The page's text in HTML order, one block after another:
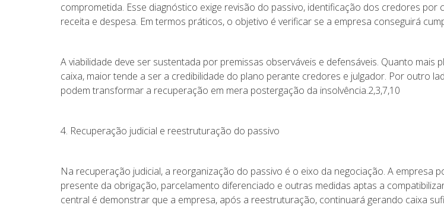
comprometida. Esse diagnóstico exige revisão do passivo, identificação dos credores
receita e despesa. Em termos práticos, o objetivo é verificar se a empresa conseguirá
A viabilidade deve ser sustentada por premissas observáveis e defensáveis. Quanto
caixa, maior tende a ser a credibilidade do plano perante credores e julgador. Por outro
podem transformar a recuperação em mera postergação da insolvência.2,3,7,10
4. Recuperação judicial e reestruturação do passivo
Na recuperação judicial, a reorganização do passivo é o eixo da negociação. A
presente da obrigação, parcelamento diferenciado e outras medidas aptas a
central é demonstrar que a empresa, após a reestruturação, continuará gerando caixa